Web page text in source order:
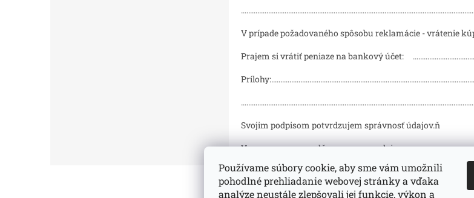
Používame súbory cookie, aby sme vám umožnili
pohodlné prehliadanie webovej stránky a vďaka
analýze neustále zlepšovali jej funkcie, výkon a
V prípade požadovaného spôsobu reklamácie - vrátenie
Prajem si vrátiť peniaze na bankový účet:
Svojim podpisom potvrdzujem správnosť údajov.ň
V ..................................., dňa ..................., podpis ..........................
d-servis.sk webasto.sk